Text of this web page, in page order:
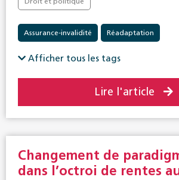
Assurance-invalidité Réadaptation
Afficher tous les tags
Lire l'article
Changement de
dans l’octroi de rentes